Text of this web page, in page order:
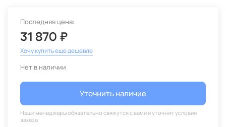
Последняя цена:
31 870 ₽
Хочу купить еще дешевле
Нет в наличии
Уточнить наличие